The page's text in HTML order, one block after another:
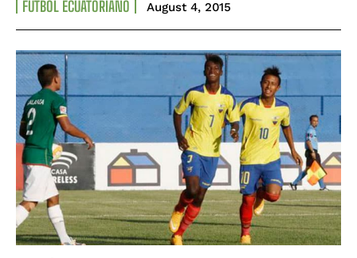
FÚTBOL ECUATORIANO August 4, 2015